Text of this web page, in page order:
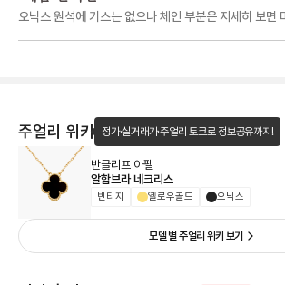
오닉스 원석에 기스는 없으나 체인 부분은 지세히 보면
주얼리 위키 정가·실거래가·주얼리 토크로 정보공유까지!
반클리프 아펠
알함브라 네크리스
빈티지 옐로우골드 오닉스
모델 별 주얼리 위키 보기